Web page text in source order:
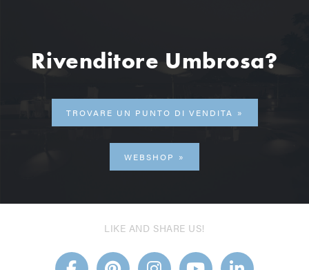
Rivenditore Umbrosa?
TROVARE UN PUNTO DI VENDITA
WEBSHOP
LIKE AND SHARE US!